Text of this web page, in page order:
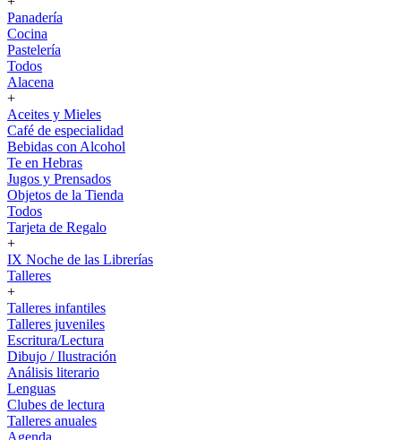
Panadería
Cocina
Pastelería
Todos
Alacena
+
Aceites y Mieles
Café de especialidad
Bebidas con Alcohol
Te en Hebras
Jugos y Prensados
Objetos de la Tienda
Todos
Tarjeta de Regalo
+
IX Noche de las Librerías
Talleres
+
Talleres infantiles
Talleres juveniles
Escritura/Lectura
Dibujo / Ilustración
Análisis literario
Lenguas
Clubes de lectura
Talleres anuales
Agenda